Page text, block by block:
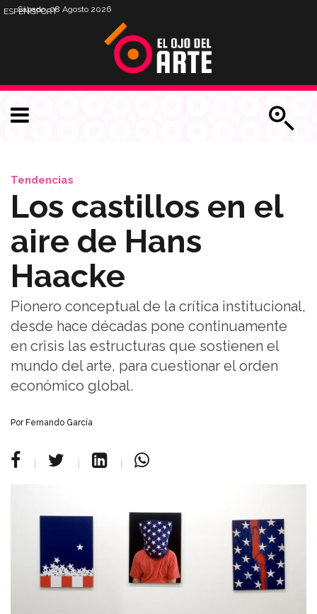
Sábado, 08 Agosto 2026
ESPENGPORT
Tendencias
Los castillos en el
aire de Hans
Haacke
Pionero conceptual de la crítica institucional,
desde hace décadas pone continuamente
en crisis las estructuras que sostienen el
mundo del arte, para cuestionar el orden
económico global.
Por Fernando García